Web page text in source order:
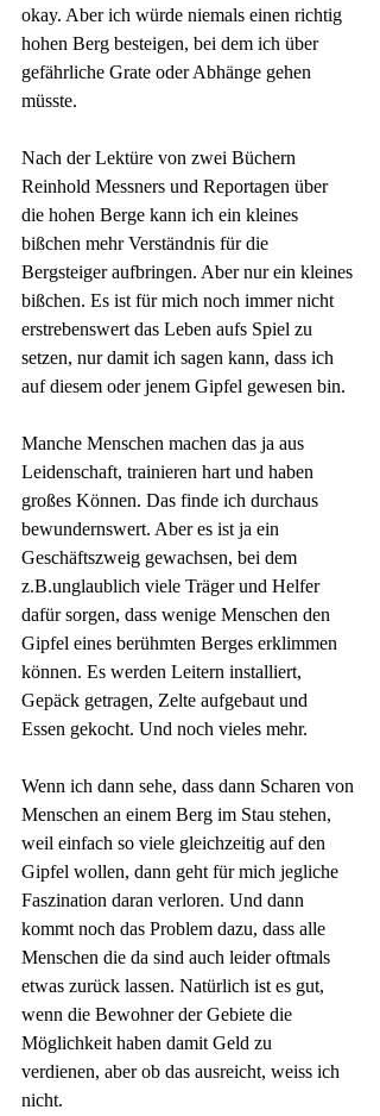
okay. Aber ich würde niemals einen richtig
hohen Berg besteigen, bei dem ich über
gefährliche Grate oder Abhänge gehen
müsste.
Nach der Lektüre von zwei Büchern
Reinhold Messners und Reportagen über
die hohen Berge kann ich ein kleines
bißchen mehr Verständnis für die
Bergsteiger aufbringen. Aber nur ein kleines
bißchen. Es ist für mich noch immer nicht
erstrebenswert das Leben aufs Spiel zu
setzen, nur damit ich sagen kann, dass ich
auf diesem oder jenem Gipfel gewesen bin.
Manche Menschen machen das ja aus
Leidenschaft, trainieren hart und haben
großes Können. Das finde ich durchaus
bewundernswert. Aber es ist ja ein
Geschäftszweig gewachsen, bei dem
z.B.unglaublich viele Träger und Helfer
dafür sorgen, dass wenige Menschen den
Gipfel eines berühmten Berges erklimmen
können. Es werden Leitern installiert,
Gepäck getragen, Zelte aufgebaut und
Essen gekocht. Und noch vieles mehr.
Wenn ich dann sehe, dass dann Scharen von
Menschen an einem Berg im Stau stehen,
weil einfach so viele gleichzeitig auf den
Gipfel wollen, dann geht für mich jegliche
Faszination daran verloren. Und dann
kommt noch das Problem dazu, dass alle
Menschen die da sind auch leider oftmals
etwas zurück lassen. Natürlich ist es gut,
wenn die Bewohner der Gebiete die
Möglichkeit haben damit Geld zu
verdienen, aber ob das ausreicht, weiss ich
nicht.